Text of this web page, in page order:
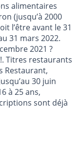
alimentaires
(jusqu’à 2000
l’être avant le 31
31 mars 2022.
2021 ?
Titres restaurants
Restaurant,
30 juin
à 25 ans,
sont déjà